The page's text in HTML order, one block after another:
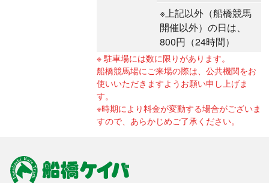
※上記以外（船橋競馬
開催以外）の日は、
800円（24時間）
駐車場には数に限りがあります。
船橋競馬場にご来場の際は、公共機関をお
使いいただきますようお願い申し上げま
す。
※時期により料金が変動する場合がございま
すので、あらかじめご了承ください。